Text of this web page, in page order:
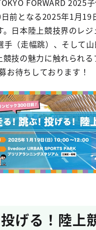
FORWARD 2025
前となる2025年1月
日本陸上競技界のレ
（走幅跳）、そして
技の魅力に触れられる
お待ちしております！
げる！陸上